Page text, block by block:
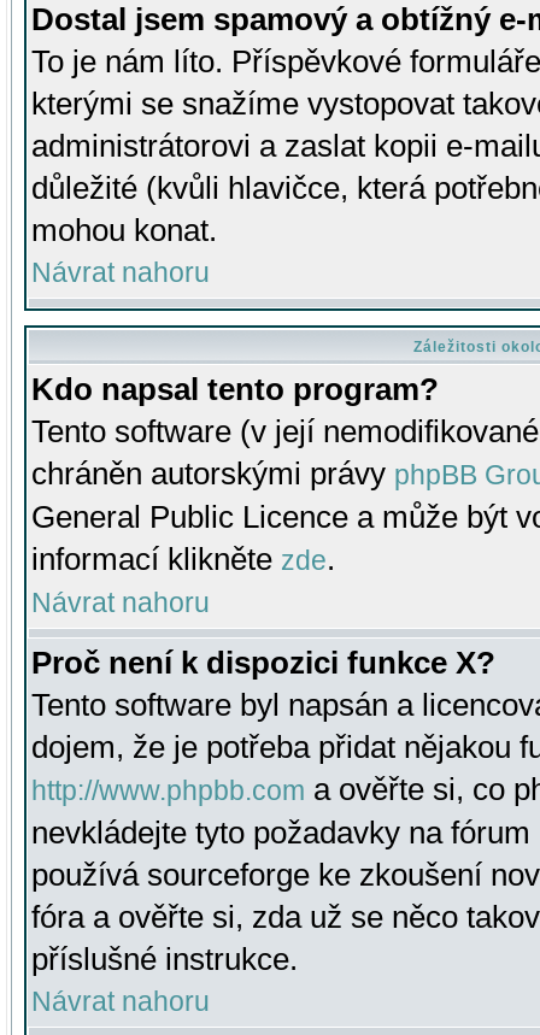
Dostal jsem spamový a obtížný
To je nám líto. Příspěvkové
kterými se snažíme vystopovat
administrátorovi a zaslat kopii e-
důležité (kvůli hlavičce, která
mohou konat.
Návrat nahoru
Záležitosti
Kdo napsal tento program?
Tento software (v její
chráněn autorskými právy phpBB
General Public Licence a může být
informací klikněte zde.
Návrat nahoru
Proč není k dispozici funkce X?
Tento software byl napsán a
dojem, že je potřeba přidat nějakou
http://www.phpbb.com a ověřte si, co
nevkládejte tyto požadavky na
používá sourceforge ke zkoušení
fóra a ověřte si, zda už se něco
příslušné instrukce.
Návrat nahoru